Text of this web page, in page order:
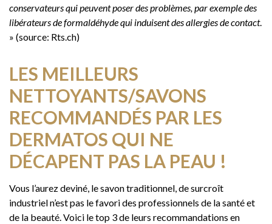
conservateurs qui peuvent poser des problèmes, par exemple des
libérateurs de formaldéhyde qui induisent des allergies de contact.
» (source: Rts.ch)
LES MEILLEURS
NETTOYANTS/SAVONS
RECOMMANDÉS PAR LES
DERMATOS QUI NE
DÉCAPENT PAS LA PEAU !
Vous l’aurez deviné, le savon traditionnel, de surcroît
industriel n’est pas le favori des professionnels de la santé et
de la beauté. Voici le top 3 de leurs recommandations en